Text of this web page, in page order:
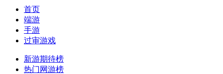
首页
端游
手游
过审游戏
新游期待榜
热门网游榜